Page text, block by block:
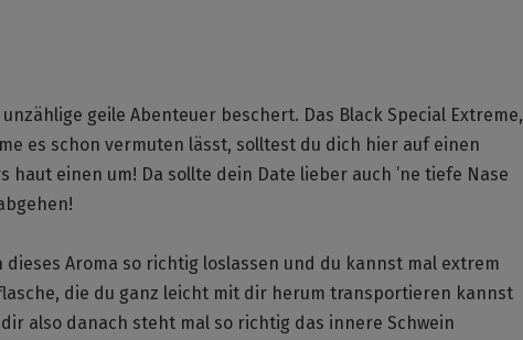
geile Abenteuer beschert. Das Black Special Extreme,
es schon vermuten lässt, solltest du dich hier auf einen
einen um! Da sollte dein Date lieber auch ’ne tiefe Nase
Aroma so richtig loslassen und du kannst mal extrem
die du ganz leicht mit dir herum transportieren kannst
also danach steht mal so richtig das innere Schwein